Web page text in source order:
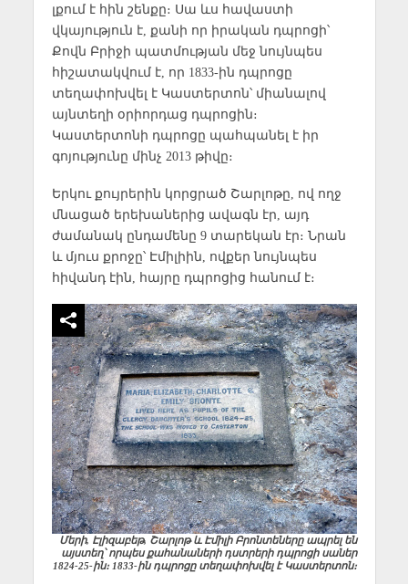
լքում է հին շենքը։ Սա ևս հավաստի
վկայություն է, քանի որ իրական դպրոցի՝
Քովն Բրիջի պատմության մեջ նույնպես
հիշատակվում է, որ 1833-ին դպրոցը
տեղափոխվել է Կաստերտոն՝ միանալով
այնտեղի օրիորդաց դպրոցին։
Կաստերտոնի դպրոցը պահպանել է իր
գոյությունը մինչ 2013 թիվը։
Երկու քույրերին կորցրած Շարլոթը, ով ողջ
մնացած երեխաներից ավագն էր, այդ
ժամանակ ընդամենը 9 տարեկան էր։ Նրան
և մյուս քրոջը՝ Էմիլիին, ովքեր նույնպես
հիվանդ էին, հայրը դպրոցից հանում է։
Մերի, Էլիզաբեթ, Շարլոթ և Էմիլի Բրոնտեները ապրել են
այստեղ՝ որպես քահանաների դստրերի դպրոցի սաներ
1824-25-ին։ 1833-ին դպրոցը տեղափոխվել է Կաստերտոն։